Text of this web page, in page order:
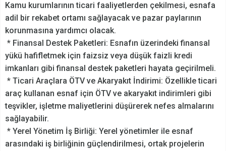
Kamu kurumlarının ticari faaliyetlerden çekilmesi, esnafa
adil bir rekabet ortamı sağlayacak ve pazar paylarının
korunmasına yardımcı olacak.
* Finansal Destek Paketleri: Esnafın üzerindeki finansal
yükü hafifletmek için faizsiz veya düşük faizli kredi
imkanları gibi finansal destek paketleri hayata geçirilmeli.
* Ticari Araçlara ÖTV ve Akaryakıt İndirimi: Özellikle ticari
araç kullanan esnaf için ÖTV ve akaryakıt indirimleri gibi
teşvikler, işletme maliyetlerini düşürerek nefes almalarını
sağlayabilir.
* Yerel Yönetim İş Birliği: Yerel yönetimler ile esnaf
arasındaki iş birliğinin güçlendirilmesi, ortak projelerin